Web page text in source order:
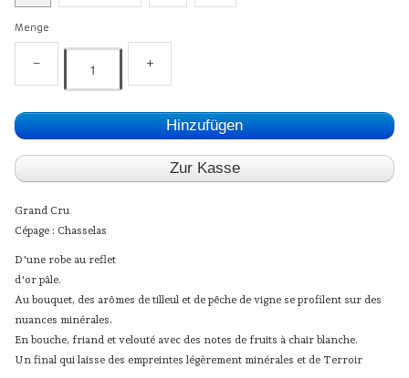
Menge
− +
Hinzufügen
Zur Kasse
Grand Cru
Cépage : Chasselas
D'une robe au reflet
d'or pâle.
Au bouquet, des arômes de tilleul et de pêche de vigne se profilent sur des
nuances minérales.
En bouche, friand et velouté avec des notes de fruits à chair blanche.
Un final qui laisse des empreintes légèrement minérales et de Terroir